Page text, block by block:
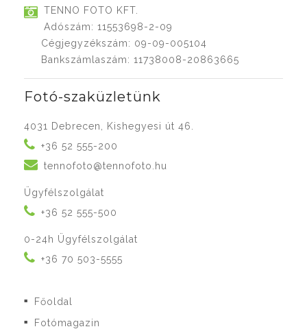
TENNO FOTO KFT.
Adószám: 11553698-2-09
Cégjegyzékszám: 09-09-005104
Bankszámlaszám: 11738008-20863665
Fotó-szaküzletünk
4031 Debrecen, Kishegyesi út 46.
+36 52 555-200
tennofoto@tennofoto.hu
Ügyfélszolgálat
+36 52 555-500
0-24h Ügyfélszolgálat
+36 70 503-5555
■ Főoldal
■ Fotómagazin